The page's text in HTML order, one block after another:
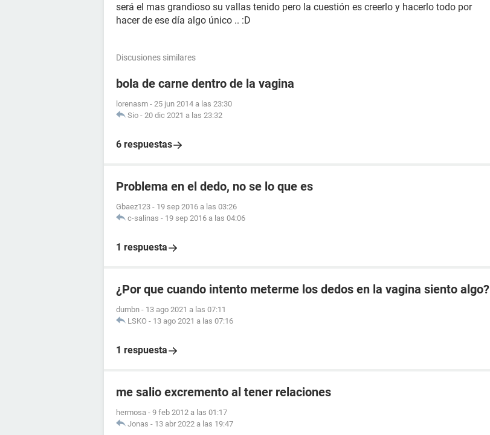
será el mas grandioso su vallas tenido pero la cuestión es creerlo y hacerlo todo por
hacer de ese día algo único .. :D
Discusiones similares
bola de carne dentro de la vagina
lorenasm - 25 jun 2014 a las 23:30
Sio - 20 dic 2021 a las 23:32
6 respuestas
Problema en el dedo, no se lo que es
Gbaez123 - 19 sep 2016 a las 03:26
c-salinas - 19 sep 2016 a las 04:06
1 respuesta
¿Por que cuando intento meterme los dedos en la vagina siento algo?
dumbn - 13 ago 2021 a las 07:11
LSKO - 13 ago 2021 a las 07:16
1 respuesta
me salio excremento al tener relaciones
hermosa - 9 feb 2012 a las 01:17
Jonas - 13 abr 2022 a las 19:47